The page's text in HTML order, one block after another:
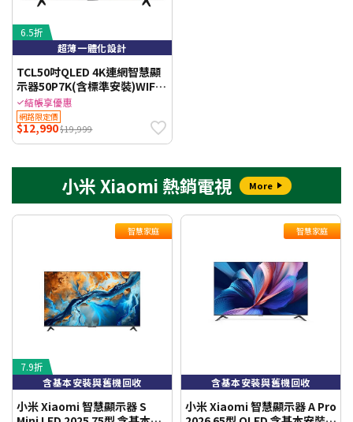
6.5折
超薄一體化設計
TCL50吋QLED 4K連網智慧顯
示器50P7K(含標準安裝)WIFI
聯網 【智慧家庭】
結帳享優惠
網路限定價
$12,990$19,999
小米 Xiaomi 熱銷電視 More
7.9折
智慧家庭
含基本安裝與舊機回收
小米 Xiaomi 智慧顯示器 S
智慧家庭
含基本安裝與舊機回收
小米 Xiaomi 智慧顯示器 A Pro